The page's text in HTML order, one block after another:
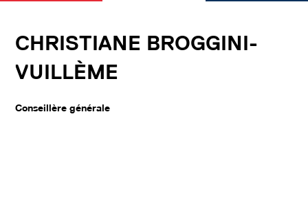
CHRISTIANE BROGGINI-
VUILLÈME
Conseillère générale